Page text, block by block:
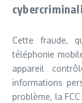
Cette fraude,
téléphonie
appareil
informations
problème, la